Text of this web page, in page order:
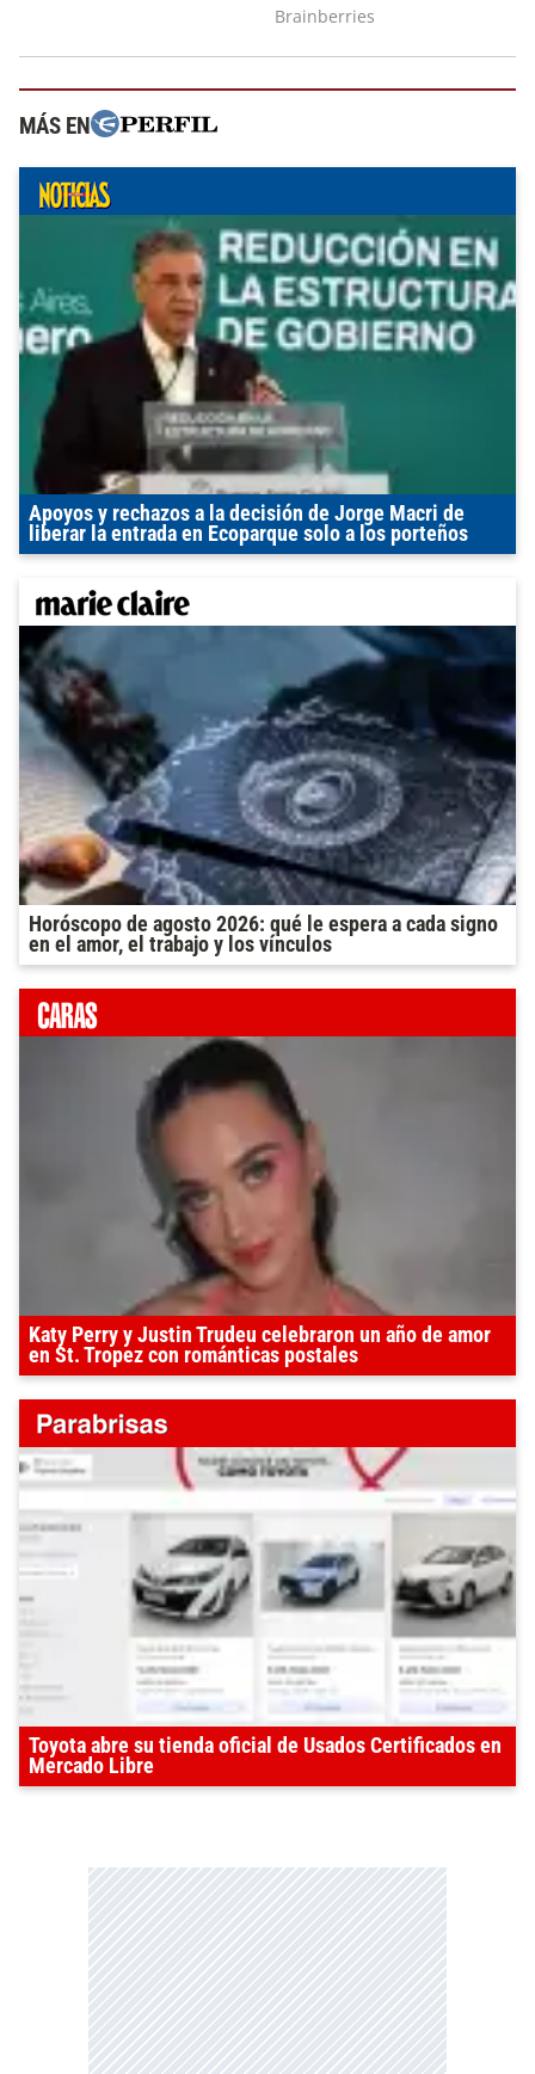
MÁS EN
Apoyos y rechazos a la decisión de Jorge Macri de
liberar la entrada en Ecoparque solo a los porteños
Horóscopo de agosto 2026: qué le espera a cada signo
en el amor, el trabajo y los vínculos
Katy Perry y Justin Trudeu celebraron un año de amor
en St. Tropez con románticas postales
Toyota abre su tienda oficial de Usados Certificados en
Mercado Libre